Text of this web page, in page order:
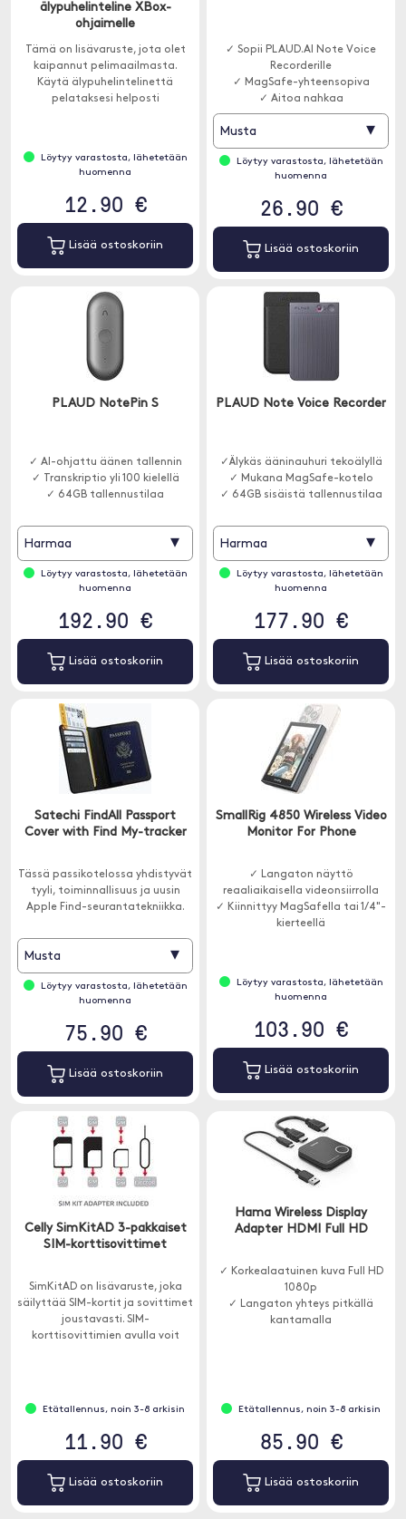
älypuhelinteline XBox-
ohjaimelle
Tämä on lisävaruste, jota olet
kaipannut pelimaailmasta.
Käytä älypuhelintelinettä
pelataksesi helposti
Löytyy varastosta, lähetetään
huomenna
12.90 €
Lisää ostoskoriin
✓ Sopii PLAUD.AI Note Voice
Recorderille
✓ MagSafe-yhteensopiva
✓ Aitoa nahkaa
Musta ▾
Löytyy varastosta, lähetetään
huomenna
26.90 €
Lisää ostoskoriin
PLAUD NotePin S
✓ AI-ohjattu äänen tallennin
✓ Transkriptio yli 100 kielellä
✓ 64GB tallennustilaa
Harmaa ▾
Löytyy varastosta, lähetetään
huomenna
192.90 €
Lisää ostoskoriin
PLAUD Note Voice Recorder
✓Älykäs ääninauhuri tekoälyllä
✓ Mukana MagSafe-kotelo
✓ 64GB sisäistä tallennustilaa
Harmaa ▾
Löytyy varastosta, lähetetään
huomenna
177.90 €
Lisää ostoskoriin
Satechi FindAll Passport
Cover with Find My-tracker
Tässä passikotelossa yhdistyvät
tyyli, toiminnallisuus ja uusin
Apple Find-seurantatekniikka.
Musta ▾
Löytyy varastosta, lähetetään
huomenna
75.90 €
Lisää ostoskoriin
SmallRig 4850 Wireless Video
Monitor For Phone
✓ Langaton näyttö
reaaliaikaisella videonsiirrolla
✓ Kiinnittyy MagSafella tai 1/4"-
kierteellä
Löytyy varastosta, lähetetään
huomenna
103.90 €
Lisää ostoskoriin
Celly SimKitAD 3-pakkaiset
SIM-korttisovittimet
SimKitAD on lisävaruste, joka
säilyttää SIM-kortit ja sovittimet
joustavasti. SIM-
korttisovittimien avulla voit
Etätallennus, noin 3-8 arkisin
11.90 €
Lisää ostoskoriin
Hama Wireless Display
Adapter HDMI Full HD
✓ Korkealaatuinen kuva Full HD
1080p
✓ Langaton yhteys pitkällä
kantamalla
Etätallennus, noin 3-8 arkisin
85.90 €
Lisää ostoskoriin